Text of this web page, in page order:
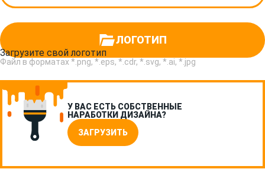
ЛОГОТИП
Загрузите свой логотип
Файл в форматах *.png, *.eps, *.cdr, *.svg, *.ai, *.jpg
У ВАС ЕСТЬ СОБСТВЕННЫЕ
НАРАБОТКИ ДИЗАЙНА?
ЗАГРУЗИТЬ